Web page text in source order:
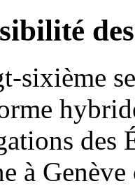
sixième
des
à